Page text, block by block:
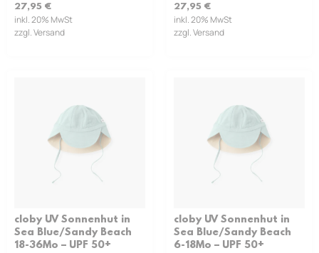
27,95 €
inkl. 20% MwSt
zzgl. Versand
27,95 €
inkl. 20% MwSt
zzgl. Versand
cloby UV Sonnenhut in
Sea Blue/Sandy Beach
18-36Mo – UPF 50+
cloby UV Sonnenhut in
Sea Blue/Sandy Beach
6-18Mo – UPF 50+